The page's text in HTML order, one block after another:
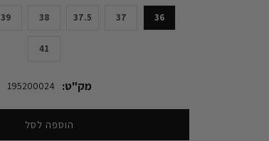
36
37
37.5
38
39
41
מק"ט: 195200024
הוספה לסל